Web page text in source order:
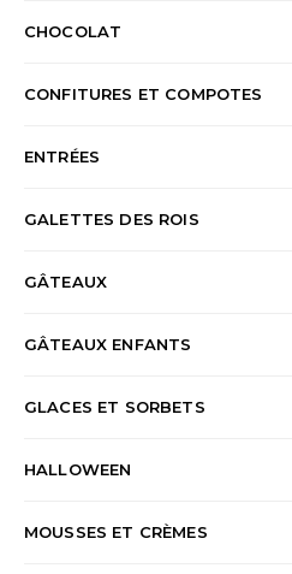
CHOCOLAT
CONFITURES ET COMPOTES
ENTRÉES
GALETTES DES ROIS
GÂTEAUX
GÂTEAUX ENFANTS
GLACES ET SORBETS
HALLOWEEN
MOUSSES ET CRÈMES